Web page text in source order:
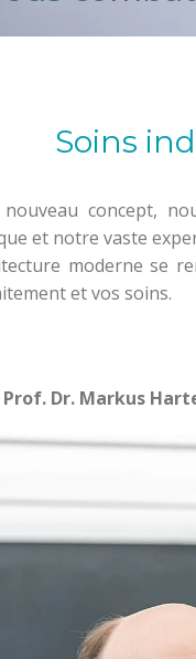
Soins
nouveau concept,
et notre vaste
moderne se
et vos soins.
Dr. Markus